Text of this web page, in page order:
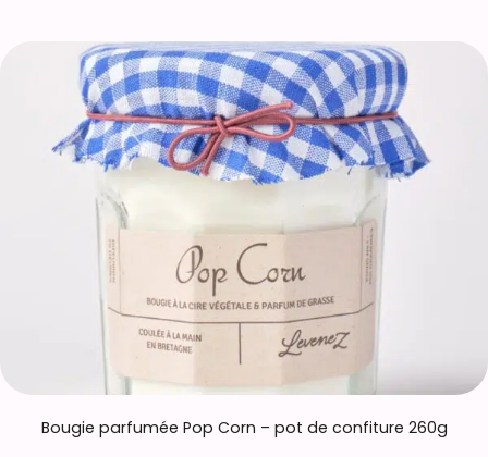
Bougie parfumée Pop Corn – pot de confiture 260g